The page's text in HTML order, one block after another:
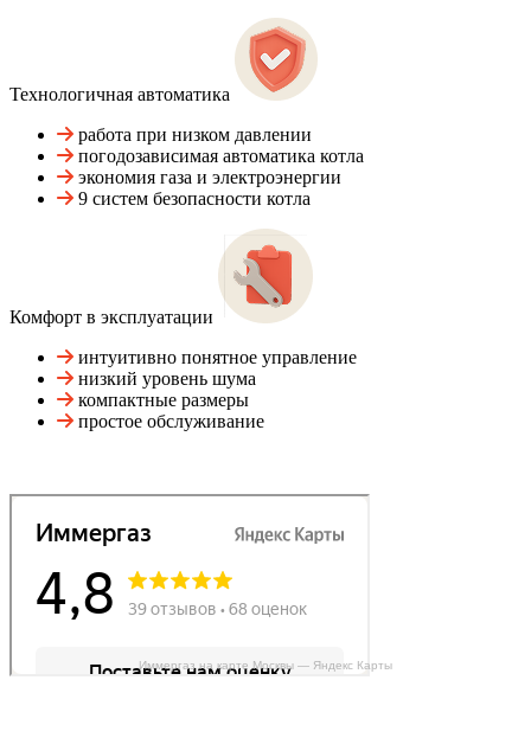
Технологичная автоматика
работа при низком давлении
погодозависимая автоматика котла
экономия газа и электроэнергии
9 систем безопасности котла
Комфорт в эксплуатации
интуитивно понятное управление
низкий уровень шума
компактные размеры
простое обслуживание
Иммергаз на карте Москвы — Яндекс Карты